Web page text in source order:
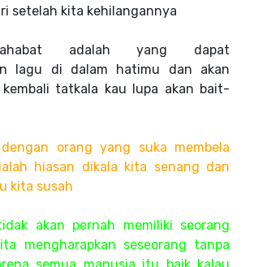
setelah kita kehilangannya
adalah yang dapat
lagu di dalam hatimu dan akan
kembali tatkala kau lupa akan bait-
orang yang suka membela
hiasan dikala kita senang dan
kita susah
akan pernah memiliki seorang
mengharapkan seseorang tanpa